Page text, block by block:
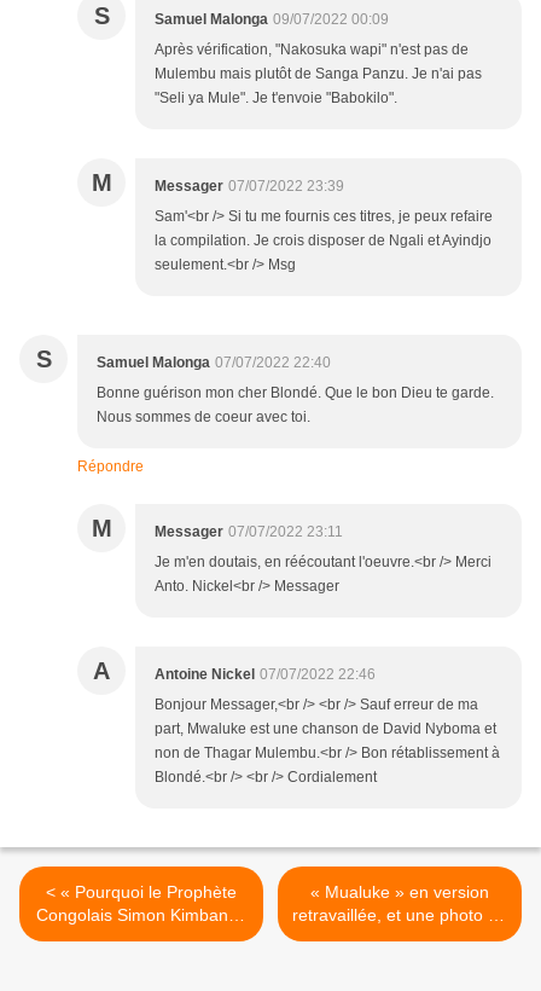
S Samuel Malonga 09/07/2022 00:09
Après vérification, "Nakosuka wapi" n'est pas de
Mulembu mais plutôt de Sanga Panzu. Je n'ai pas
"Seli ya Mule". Je t'envoie "Babokilo".
M Messager 07/07/2022 23:39
Sam'<br /> Si tu me fournis ces titres, je peux refaire
la compilation. Je crois disposer de Ngali et Ayindjo
seulement.<br /> Msg
S Samuel Malonga 07/07/2022 22:40
Bonne guérison mon cher Blondé. Que le bon Dieu te garde.
Nous sommes de coeur avec toi.
Répondre
M Messager 07/07/2022 23:11
Je m'en doutais, en réécoutant l'oeuvre.<br /> Merci
Anto. Nickel<br /> Messager
A Antoine Nickel 07/07/2022 22:46
Bonjour Messager,<br /> <br /> Sauf erreur de ma
part, Mwaluke est une chanson de David Nyboma et
non de Thagar Mulembu.<br /> Bon rétablissement à
Blondé.<br /> <br /> Cordialement
< « Pourquoi le Prophète
Congolais Simon Kimbangu
fût-il condamné à perpétuité
« Mualuke » en version
retravaillée, et une photo de
l’orchestre Kamale à